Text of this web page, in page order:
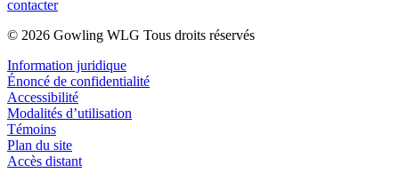
contacter
© 2026 Gowling WLG Tous droits réservés
Information juridique
Énoncé de confidentialité
Accessibilité
Modalités d’utilisation
Témoins
Plan du site
Accès distant